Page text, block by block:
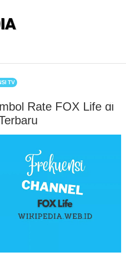
TV
Rate FOX Life di